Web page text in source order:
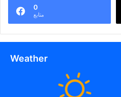
0
متابع
Weather